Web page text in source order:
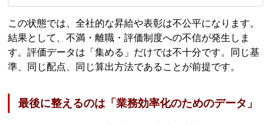
この状態では、全社的な昇給や表彰は不公平になります。
結果として、不満・離職・評価制度への不信が発生しま
す。評価データは「集める」だけでは不十分です。同じ基
準、同じ配点、同じ算出方法であることが前提です。
最後に整えるのは「業務効率化のためのデータ」